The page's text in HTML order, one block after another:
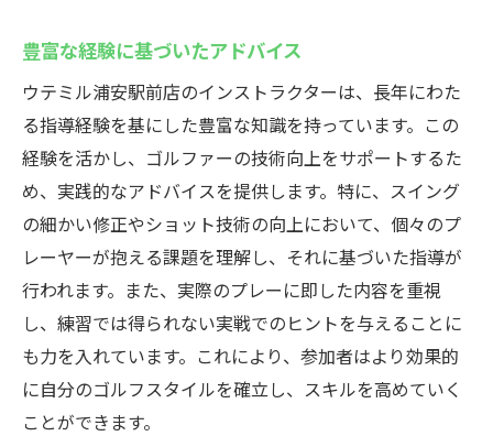
豊富な経験に基づいたアドバイス
ウテミル浦安駅前店のインストラクターは、長年にわた
る指導経験を基にした豊富な知識を持っています。この
経験を活かし、ゴルファーの技術向上をサポートするた
め、実践的なアドバイスを提供します。特に、スイング
の細かい修正やショット技術の向上において、個々のプ
レーヤーが抱える課題を理解し、それに基づいた指導が
行われます。また、実際のプレーに即した内容を重視
し、練習では得られない実戦でのヒントを与えることに
も力を入れています。これにより、参加者はより効果的
に自分のゴルフスタイルを確立し、スキルを高めていく
ことができます。